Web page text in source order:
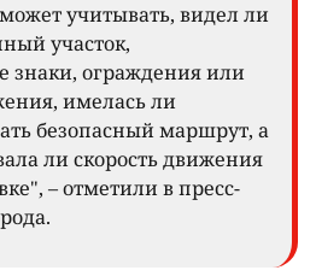
учитывать, видел ли
участок,
ограждения или
имелась ли
безопасный маршрут, а
ли скорость движения
– отметили в пресс-